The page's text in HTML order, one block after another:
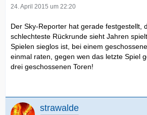
24. April 2015 um 22:20
Der Sky-Reporter hat gerade festgestellt,
schlechteste Rückrunde sieht Jahren
Spielen sieglos ist, bei einem
einmal raten, gegen wen das letzte Spiel
drei geschossenen Toren!
strawalde